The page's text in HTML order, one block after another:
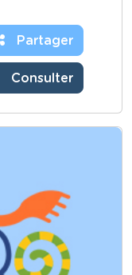
Partager
Consulter